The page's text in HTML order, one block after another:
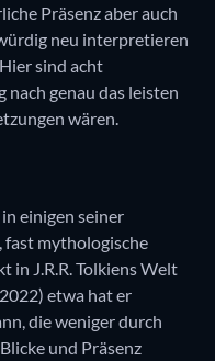
Präsenz aber auch
neu interpretieren
sind acht
nach genau das leisten
wären.
einigen seiner
fast mythologische
in J.R.R. Tolkiens Welt
etwa hat er
die weniger durch
und Präsenz